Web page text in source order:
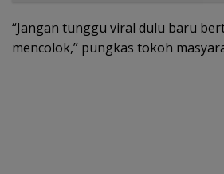
“Jangan tunggu viral dulu baru
mencolok,” pungkas tokoh